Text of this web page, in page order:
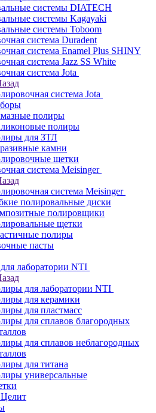
системы DIATECH
системы Kagayaki
системы Toboom
система Duradent
система Enamel Plus SHINY
система Jazz SS White
система Jota
система Jota
полиры
полиры
для ЗТЛ
камни
щетки
система Meisinger
система Meisinger
полировальные диски
полировщики
щетки
полиры
пасты
лаборатории NTI
для лаборатории NTI
для керамики
для пластмасс
для сплавов благородных
для сплавов неблагородных
для титана
универсальные